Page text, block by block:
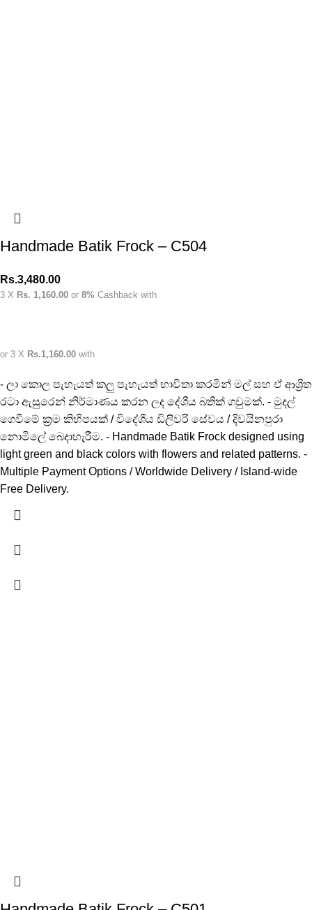
Handmade Batik Frock – C504
Rs.3,480.00
3 X Rs. 1,160.00 or 8% Cashback with
or 3 X Rs.1,160.00 with
- ලා කොල පැහැයත් කලු පැහැයත් භාවිතා කරමින් මල් සහ ඒ ආශ්‍රිත
රටා ඇසුරෙන් නිර්මාණය කරන ලද දේශීය බතික් ගවුමක්. - මුදල්
ගෙවීමේ ක්‍රම කිහිපයක් / විදේශීය ඩිලිවරි සේවය / දිවයිනපුරා
නොමිලේ බෙදාහැරීම. - Handmade Batik Frock designed using
light green and black colors with flowers and related patterns. -
Multiple Payment Options / Worldwide Delivery / Island-wide
Free Delivery.